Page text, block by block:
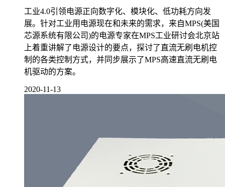
工业4.0引领电源正向数字化、模块化、低功耗方向发
展。针对工业用电源现在和未来的需求，来自MPS(美国
芯源系统有限公司)的电源专家在MPS工业研讨会北京站
上着重讲解了电源设计的要点，探讨了直流无刷电机控
制的各类控制方式，并同步展示了MPS高速直流无刷电
机驱动的方案。
2020-11-13